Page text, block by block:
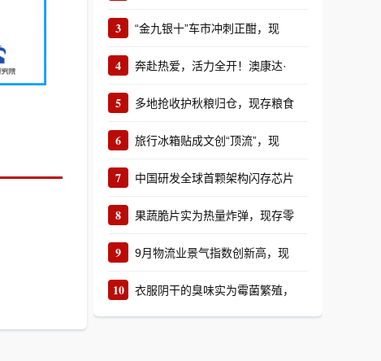
3 “金九银十”车市冲刺正酣，现
4 奔赴热爱，活力全开！澳康达·
5 多地抢收护秋粮归仓，现存粮食
6 旅行冰箱贴成文创“顶流”，现
7 中国研发全球首颗架构闪存芯片
8 果蔬脆片实为热量炸弹，现存零
9 9月物流业景气指数创新高，现
10 衣服阴干的臭味实为霉菌繁殖，